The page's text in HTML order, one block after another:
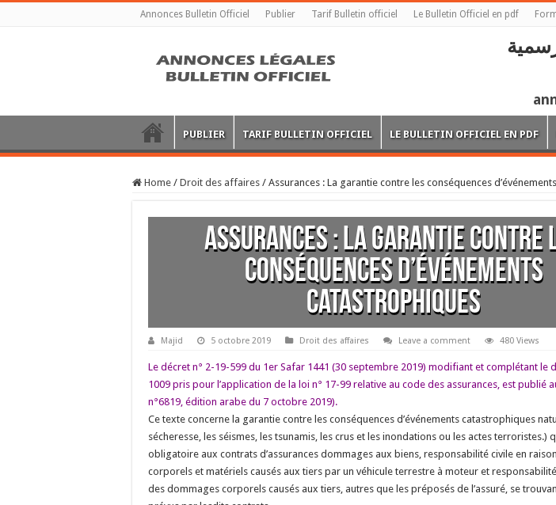
Annonces Bulletin Officiel Publier Tarif Bulletin officiel Le Bulletin Officiel en pdf
PUBLIER TARIF BULLETIN OFFICIEL LE BULLETIN OFFICIEL EN PDF
Home / Droit des affaires / Assurances : La garantie contre les conséquences
Assurances : La garantie contre
conséquences d’événements
catastrophiques
Majid 5 octobre 2019 Droit des affaires Leave a comment 480 Views
Le décret n° 2-19-599 du 1er Safar 1441 (30 septembre 2019) modifiant et complétant le
1009 pris pour l’application de la loi n° 17-99 relative au code des assurances, est publié
n°6819, édition arabe du 7 octobre 2019).
Ce texte concerne la garantie contre les conséquences d’événements catastrophiques
sécheresse, les séismes, les tsunamis, les crus et les inondations ou les actes terroristes.)
obligatoire aux contrats d’assurances dommages aux biens, responsabilité civile en
corporels et matériels causés aux tiers par un véhicule terrestre à moteur et
des dommages corporels causés aux tiers, autres que les préposés de l’assuré, se